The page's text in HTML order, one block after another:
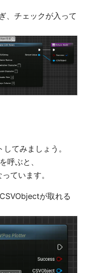
、チェックが入って
てみましょう。
呼ぶと、
ています。
が取れる